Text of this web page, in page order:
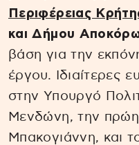
Περιφέρειας
και Δήμου
βάση για την
έργου. Ιδιαίτερες
στην Υπουργό
Μενδώνη, την
Μπακογιάννη, και